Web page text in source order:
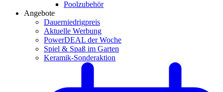
Poolzubehör
Angebote
Dauerniedrigpreis
Aktuelle Werbung
PowerDEAL der Woche
Spiel & Spaß im Garten
Keramik-Sonderaktion